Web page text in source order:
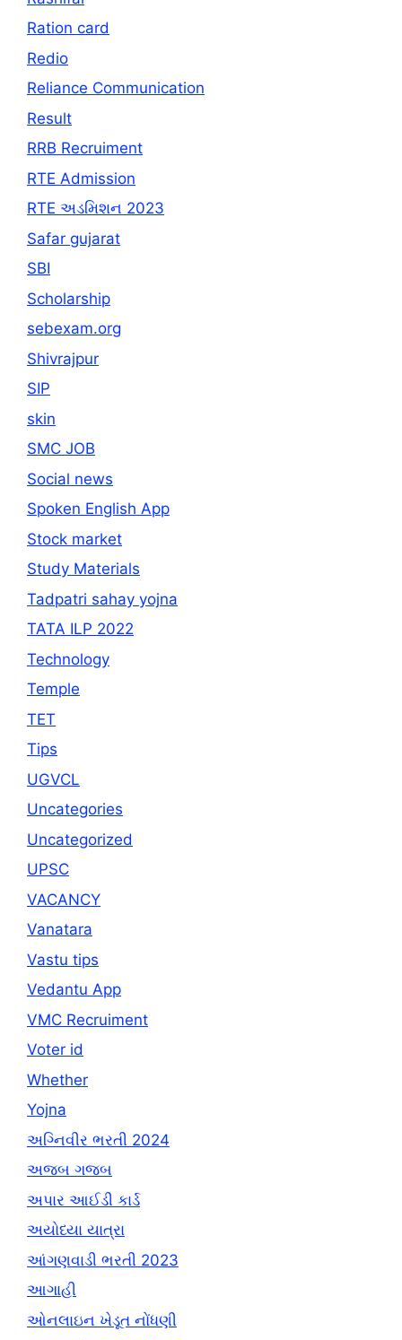
Ration card
Redio
Reliance Communication
Result
RRB Recruiment
RTE Admission
RTE અડમિશન 2023
Safar gujarat
SBI
Scholarship
sebexam.org
Shivrajpur
SIP
skin
SMC JOB
Social news
Spoken English App
Stock market
Study Materials
Tadpatri sahay yojna
TATA ILP 2022
Technology
Temple
TET
Tips
UGVCL
Uncategories
Uncategorized
UPSC
VACANCY
Vanatara
Vastu tips
Vedantu App
VMC Recruiment
Voter id
Whether
Yojna
અગ્નિવીર ભરતી 2024
અજબ ગજબ
અપાર આઈડી કાર્ડ
અયોધ્યા યાત્રા
આંગણવાડી ભરતી 2023
આગાહી
ઓનલાઇન ખેડૂત નોંધણી